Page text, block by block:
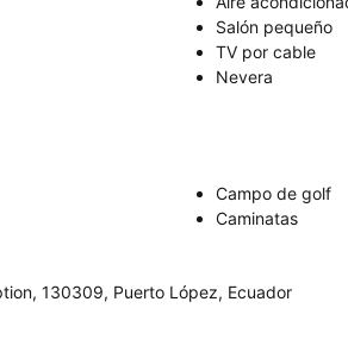
Salón pequeño
TV por cable
Nevera
Campo de golf
Caminatas
130309, Puerto López, Ecuador